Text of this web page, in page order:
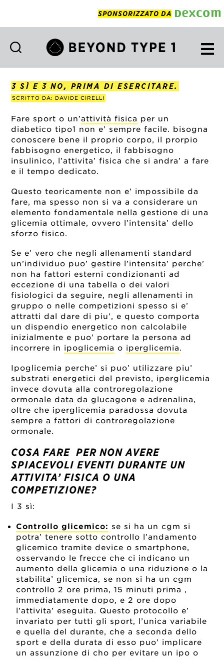
SPONSORIZZATO DA
1
3 SÌ E 3 NO, PRIMA DI ESERCITARE.
SCRITTO DA: DAVIDE CIRELLI
Fare sport o un’attività fisica per un
diabetico tipo1 non e’ sempre facile. bisogna
conoscere bene il proprio corpo, il prorpio
fabbisogno energetico, il fabbisogno
insulinico, l’attivita’ fisica che si andra’ a fare
e il tempo dedicato.
Questo teoricamente non e’ impossibile da
fare, ma spesso non si va a considerare un
elemento fondamentale nella gestione di una
glicemia ottimale, ovvero l’intensita’ dello
sforzo fisico.
Se e’ vero che negli allenamenti standard
un’individuo puo’ gestire l’intensita’ perche’
non ha fattori esterni condizionanti ad
eccezione di una tabella o dei valori
fisiologici da seguire, negli allenamenti in
gruppo o nelle competizioni spesso si e’
attratti dal dare di piu’, e questo comporta
un dispendio energetico non calcolabile
inizialmente e puo’ portare la persona ad
incorrere in ipoglicemia o iperglicemia.
Ipoglicemia perche’ si puo’ utilizzare piu’
substrati energetici del previsto, iperglicemia
invece dovuta alla controregolazione
ormonale data da glucagone e adrenalina,
oltre che iperglicemia paradossa dovuta
sempre a fattori di controregolazione
ormonale.
COSA FARE PER NON AVERE
SPIACEVOLI EVENTI DURANTE UN
ATTIVITA’ FISICA O UNA
COMPETIZIONE?
I 3 sì:
Controllo glicemico: se si ha un cgm si
potra’ tenere sotto controllo l’andamento
glicemico tramite device o smartphone,
osservando le frecce che ci indicano un
aumento della glicemia o una riduzione o la
stabilita’ glicemica, se non si ha un cgm
controllo 2 ore prima, 15 minuti prima ,
immediatamente dopo, e 2 ore dopo
l’attivita’ eseguita. Questo protocollo e’
invariato per tutti gli sport, l’unica variabile
e quella del durante, che a seconda dello
sport e della durata di esso puo’ implicare
un assunzione di cho per evitare un ipo o